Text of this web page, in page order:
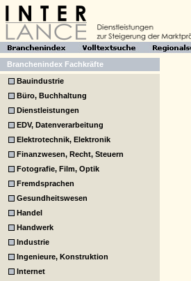
Branchenindex Fachkräfte
Bauindustrie
Büro, Buchhaltung
Dienstleistungen
EDV, Datenverarbeitung
Elektrotechnik, Elektronik
Finanzwesen, Recht, Steuern
Fotografie, Film, Optik
Fremdsprachen
Gesundheitswesen
Handel
Handwerk
Industrie
Ingenieure, Konstruktion
Internet